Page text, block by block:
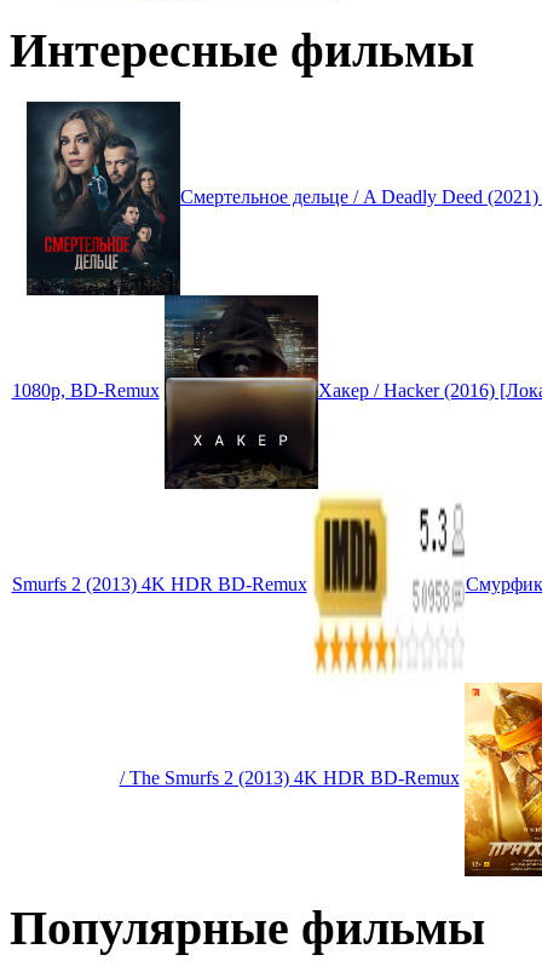
Интересные фильмы
Смертельное дельце / A Deadly Deed
1080p, BD-Remux Хакер / Hacker (2016)
Smurfs 2 (2013) 4K HDR BD-Remux
/ The Smurfs 2 (2013) 4K HDR BD-Remux
Популярные фильмы